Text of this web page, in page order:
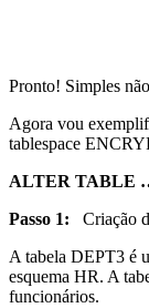
Pronto! Simples
Agora vou
tablespace
ALTER TABLE
Passo 1:
Criação
A tabela DEPT3 é
esquema HR. A
funcionários.